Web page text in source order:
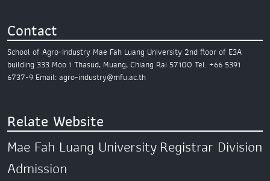
Contact
School of Agro-Industry Mae Fah Luang University 2nd floor of E3A
building 333 Moo 1 Thasud, Muang,Chiang Rai 57100 Tel. +66 5391
6737-9 Email: agro-industry@mfu.ac.th
Relate Website
Mae Fah Luang UniversityRegistrar Division
Admission